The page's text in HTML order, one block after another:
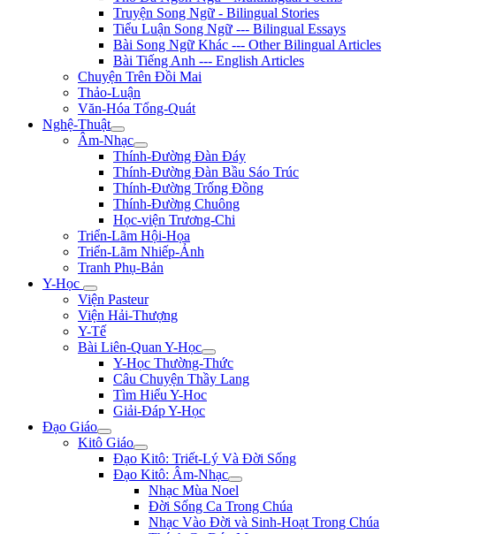
Truyện Song Ngữ - Bilingual Stories
Tiểu Luận Song Ngữ --- Bilingual Essays
Bài Song Ngữ Khác --- Other Bilingual Articles
Bài Tiếng Anh --- English Articles
Chuyện Trên Đồi Mai
Thảo-Luận
Văn-Hóa Tổng-Quát
Nghệ-Thuật
Âm-Nhạc
Thính-Đường Đàn Đáy
Thính-Đường Đàn Bầu Sáo Trúc
Thính-Đường Trống Đồng
Thính-Đường Chuông
Học-viện Trương-Chi
Triển-Lãm Hội-Họa
Triển-Lãm Nhiếp-Ảnh
Tranh Phụ-Bản
Y-Học
Viện Pasteur
Viện Hải-Thượng
Y-Tế
Bài Liên-Quan Y-Học
Y-Học Thường-Thức
Câu Chuyện Thầy Lang
Tìm Hiểu Y-Hoc
Giải-Đáp Y-Học
Đạo Giáo
Kitô Giáo
Đạo Kitô: Triết-Lý Và Đời Sống
Đạo Kitô: Âm-Nhạc
Nhạc Mùa Noel
Đời Sống Ca Trong Chúa
Nhạc Vào Đời và Sinh-Hoạt Trong Chúa